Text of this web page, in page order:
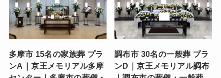
多摩市 15名の家族葬 プラ
ンA｜京王メモリアル多摩
調布市 30名の一般葬 プラ
ンD｜京王メモリアル調布